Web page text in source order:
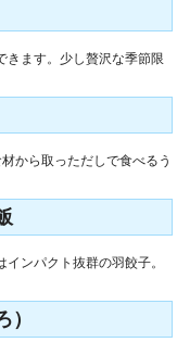
きます。少し贅沢な季節限
から取っただしで食べるう
ンパクト抜群の羽餃子。